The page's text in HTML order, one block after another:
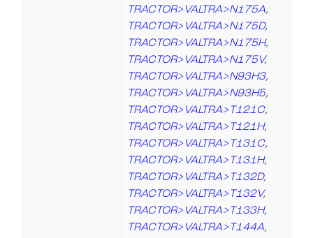
TRACTOR>VALTRA>N175A,
TRACTOR>VALTRA>N175D,
TRACTOR>VALTRA>N175H,
TRACTOR>VALTRA>N175V,
TRACTOR>VALTRA>N93H3,
TRACTOR>VALTRA>N93H5,
TRACTOR>VALTRA>T121C,
TRACTOR>VALTRA>T121H,
TRACTOR>VALTRA>T131C,
TRACTOR>VALTRA>T131H,
TRACTOR>VALTRA>T132D,
TRACTOR>VALTRA>T132V,
TRACTOR>VALTRA>T133H,
TRACTOR>VALTRA>T144A,